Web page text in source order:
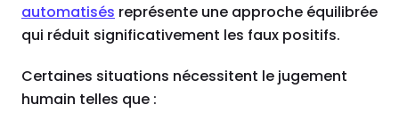
automatisés représente une approche équilibrée
qui réduit significativement les faux positifs.
Certaines situations nécessitent le jugement
humain telles que :